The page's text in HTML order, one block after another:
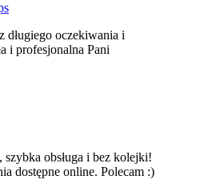
długiego oczekiwania i
i profesjonalna Pani
szybka obsługa i bez kolejki!
dostępne online. Polecam :)